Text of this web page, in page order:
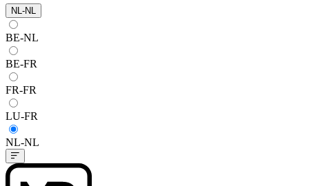
NL-NL
BE-NL
BE-FR
FR-FR
LU-FR
NL-NL